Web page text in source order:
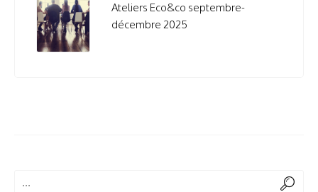
Ateliers Eco&co septembre-
décembre 2025